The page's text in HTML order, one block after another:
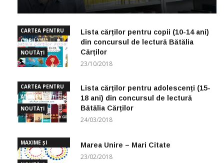
CARTEA PENTRU
COPII
NOUTĂȚI
Lista cărților pentru copii (10-14 ani)
din concursul de lectură Bătălia
Cărților
23/10/2018
CARTEA PENTRU
ADOLESCENȚI
NOUTĂȚI
Lista cărților pentru adolescenți (15-
18 ani) din concursul de lectură
Bătălia Cărților
24/03/2018
MAXIME ȘI
CUGETĂRI
Marea Unire – Mari Citate
23/02/2018